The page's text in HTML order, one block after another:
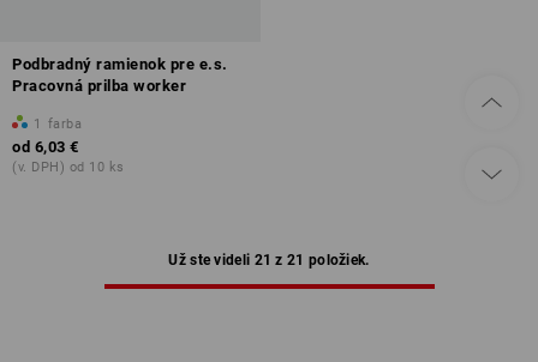
Podbradný ramienok pre e.s.
Pracovná prilba worker
1 farba
od 6,03 €
(v. DPH) od 10 ks
Už ste videli 21 z 21 položiek.